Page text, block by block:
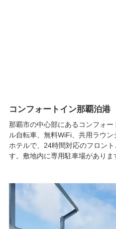
コンフォートイン那覇泊港
那覇市の中心部にあるコンフォ
ル自転車、無料WiFi、共用ラウ
ホテルで、24時間対応のフロン
す。敷地内に専用駐車場がありま